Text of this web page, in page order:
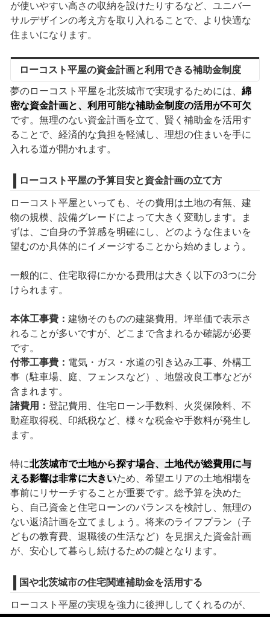
が使いやすい高さの収納を設けたりするなど、ユニバー
サルデザインの考え方を取り入れることで、より快適な
住まいになります。
ローコスト平屋の資金計画と利用できる補助金制度
夢のローコスト平屋を北茨城市で実現するためには、 綿
密な資金計画と、利用可能な補助金制度の活用が不可欠
です。無理のない資金計画を立て、賢く補助金を活用す
ることで、経済的な負担を軽減し、理想の住まいを手に
入れる道が開かれます。
ローコスト平屋の予算目安と資金計画の立て方
ローコスト平屋といっても、その費用は土地の有無、建
物の規模、設備グレードによって大きく変動します。ま
ずは、ご自身の予算感を明確にし、どのような住まいを
望むのか具体的にイメージすることから始めましょう。
一般的に、住宅取得にかかる費用は大きく以下の3つに分
けられます。
本体工事費： 建物そのものの建築費用。坪単価で表示さ
れることが多いですが、どこまで含まれるか確認が必要
です。
付帯工事費： 電気・ガス・水道の引き込み工事、外構工
事（駐車場、庭、フェンスなど）、地盤改良工事などが
含まれます。
諸費用： 登記費用、住宅ローン手数料、火災保険料、不
動産取得税、印紙税など、様々な税金や手数料が発生し
ます。
特に北茨城市で土地から探す場合、土地代が総費用に与
える影響は非常に大きいため、希望エリアの土地相場を
事前にリサーチすることが重要です。総予算を決めた
ら、自己資金と住宅ローンのバランスを検討し、無理の
ない返済計画を立てましょう。将来のライフプラン（子
どもの教育費、退職後の生活など）を見据えた資金計画
が、安心して暮らし続けるための鍵となります。
国や北茨城市の住宅関連補助金を活用する
ローコスト平屋の実現を強力に後押ししてくれるのが、